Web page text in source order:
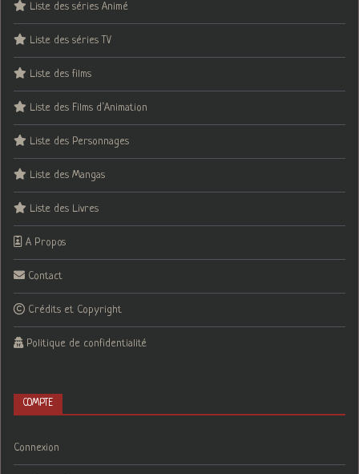
Liste des séries Animé
Liste des séries TV
Liste des films
Liste des Films d’Animation
Liste des Personnages
Liste des Mangas
Liste des Livres
A Propos
Contact
Crédits et Copyright
Politique de confidentialité
COMPTE
Connexion